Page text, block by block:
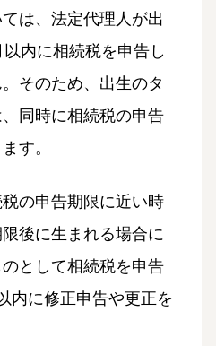
は、法定代理人が出
内に相続税を申告し
そのため、出生のタ
同時に相続税の申告
す。
の申告期限に近い時
後に生まれる場合に
として相続税を申告
内に修正申告や更正を